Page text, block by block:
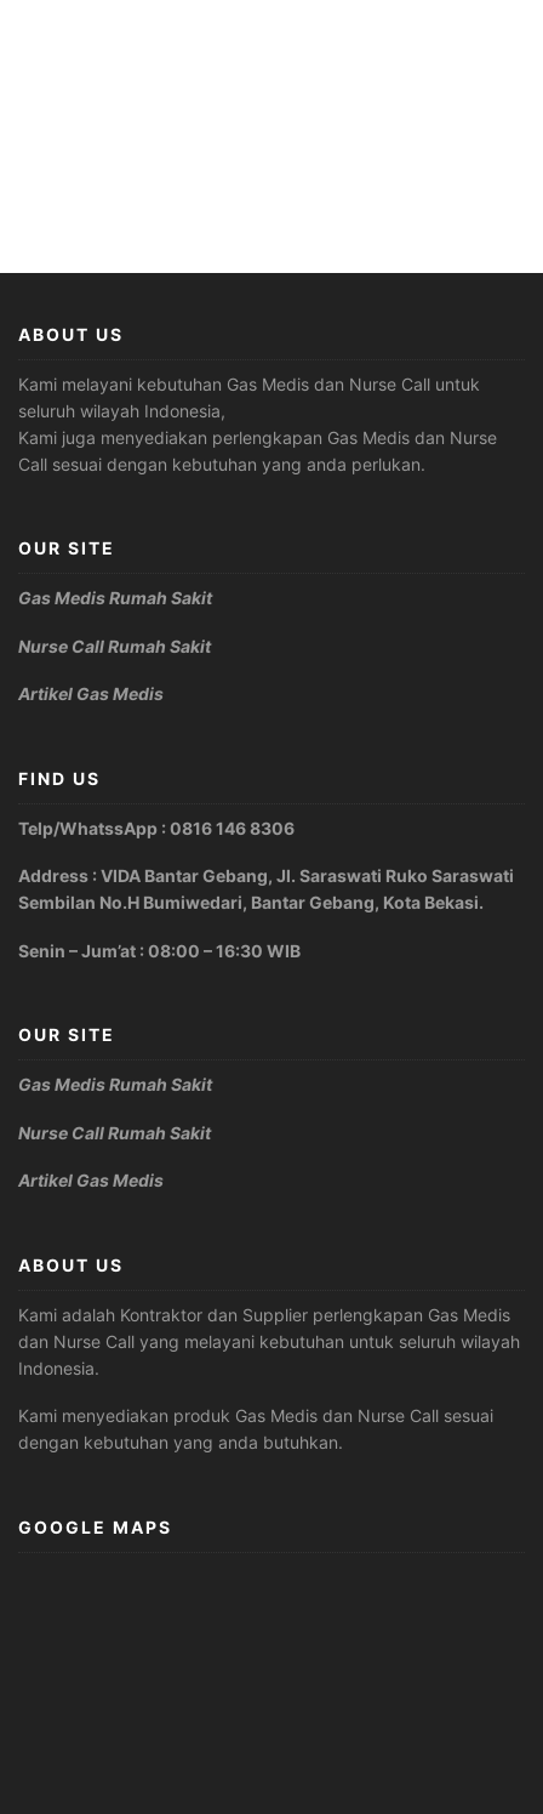
ABOUT US
Kami melayani kebutuhan Gas Medis dan Nurse Call untuk
seluruh wilayah Indonesia,
Kami juga menyediakan perlengkapan Gas Medis dan Nurse
Call sesuai dengan kebutuhan yang anda perlukan.
OUR SITE
Gas Medis Rumah Sakit
Nurse Call Rumah Sakit
Artikel Gas Medis
FIND US
Telp/WhatssApp : 0816 146 8306
Address : VIDA Bantar Gebang, Jl. Saraswati Ruko Saraswati
Sembilan No.H Bumiwedari, Bantar Gebang, Kota Bekasi.
Senin – Jum’at : 08:00 – 16:30 WIB
OUR SITE
Gas Medis Rumah Sakit
Nurse Call Rumah Sakit
Artikel Gas Medis
ABOUT US
Kami adalah Kontraktor dan Supplier perlengkapan Gas Medis
dan Nurse Call yang melayani kebutuhan untuk seluruh wilayah
Indonesia.
Kami menyediakan produk Gas Medis dan Nurse Call sesuai
dengan kebutuhan yang anda butuhkan.
GOOGLE MAPS